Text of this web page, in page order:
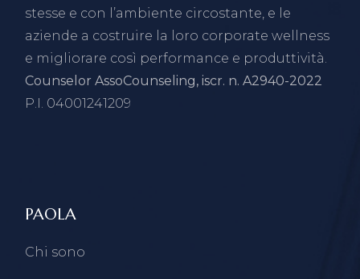
stesse e con l’ambiente circostante, e le
aziende a costruire la loro corporate wellness
e migliorare così performance e produttività.
Counselor AssoCounseling, iscr. n. A2940-2022
P.I. 04001241209
PAOLA
Chi sono